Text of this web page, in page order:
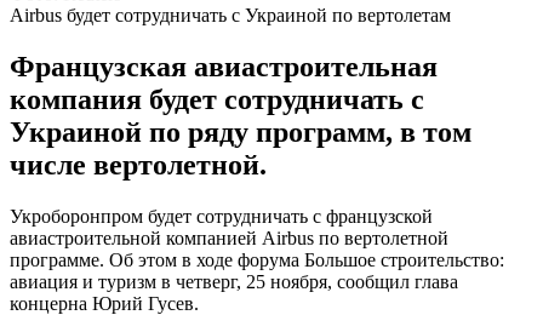
Airbus будет сотрудничать с Украиной по вертолетам
Французская авиастроительная
компания будет сотрудничать с
Украиной по ряду программ, в том
числе вертолетной.
Укроборонпром будет сотрудничать с французской
авиастроительной компанией Airbus по вертолетной
программе. Об этом в ходе форума Большое строительство:
авиация и туризм в четверг, 25 ноября, сообщил глава
концерна Юрий Гусев.